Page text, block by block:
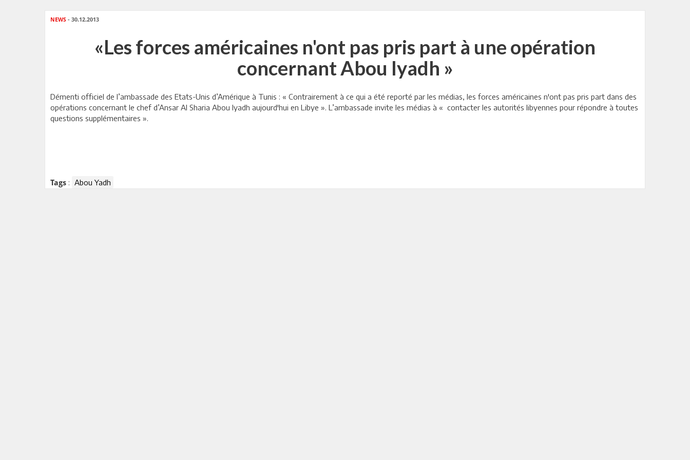
NEWS - 30.12.2013
«Les forces américaines n'ont pas pris part à une opération
concernant Abou Iyadh »
Démenti officiel de l’ambassade des Etats-Unis d’Amérique à Tunis : « Contrairement à ce qui a été reporté par les médias, les forces américaines n'ont pas pris part dans des
opérations concernant le chef d’Ansar Al Sharia Abou Iyadh aujourd'hui en Libye ». L’ambassade invite les médias à « contacter les autorités libyennes pour répondre à toutes
questions supplémentaires ».
Tags : Abou Yadh